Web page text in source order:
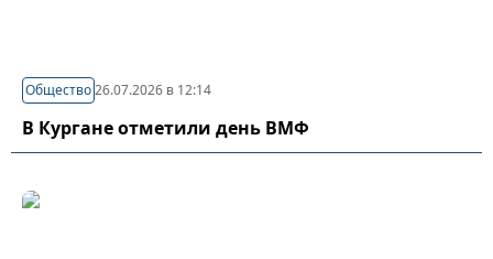
Общество26.07.2026 в 12:14
В Кургане отметили день ВМФ